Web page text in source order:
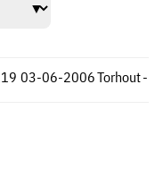
Torhout-
03-06-2006